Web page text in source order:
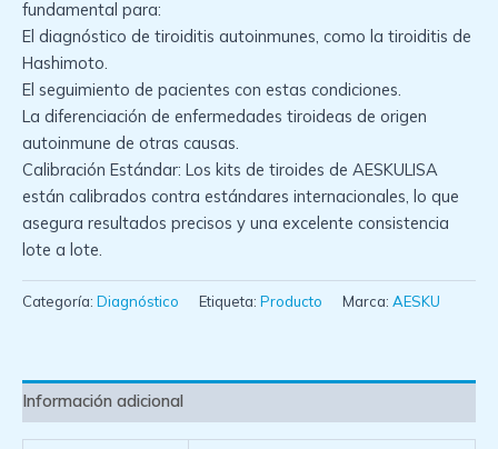
fundamental para:
El diagnóstico de tiroiditis autoinmunes, como la tiroiditis de
Hashimoto.
El seguimiento de pacientes con estas condiciones.
La diferenciación de enfermedades tiroideas de origen
autoinmune de otras causas.
Calibración Estándar: Los kits de tiroides de AESKULISA
están calibrados contra estándares internacionales, lo que
asegura resultados precisos y una excelente consistencia
lote a lote.
Categoría: Diagnóstico Etiqueta: Producto Marca: AESKU
Información adicional